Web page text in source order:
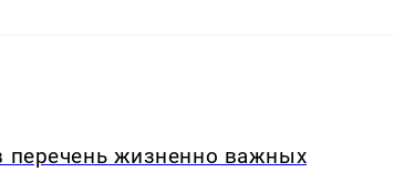
перечень жизненно важных